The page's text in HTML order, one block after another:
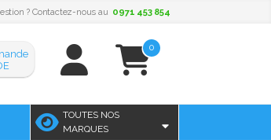
? Contactez-nous au 0971 453 854
0
TOUTES NOS
MARQUES